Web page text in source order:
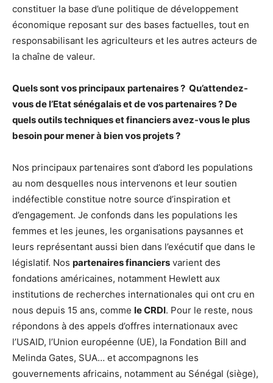
constituer la base d’une politique de développement
économique reposant sur des bases factuelles, tout en
responsabilisant les agriculteurs et les autres acteurs de
la chaîne de valeur.
Quels sont vos principaux partenaires ? Qu’attendez-
vous de l’Etat sénégalais et de vos partenaires ? De
quels outils techniques et financiers avez-vous le plus
besoin pour mener à bien vos projets ?
Nos principaux partenaires sont d’abord les populations
au nom desquelles nous intervenons et leur soutien
indéfectible constitue notre source d’inspiration et
d’engagement. Je confonds dans les populations les
femmes et les jeunes, les organisations paysannes et
leurs représentant aussi bien dans l’exécutif que dans le
législatif. Nos partenaires financiers varient des
fondations américaines, notamment Hewlett aux
institutions de recherches internationales qui ont cru en
nous depuis 15 ans, comme le CRDI. Pour le reste, nous
répondons à des appels d’offres internationaux avec
l’USAID, l’Union européenne (UE), la Fondation Bill and
Melinda Gates, SUA… et accompagnons les
gouvernements africains, notamment au Sénégal (siège),